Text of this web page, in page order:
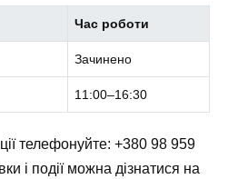
Час роботи
Зачинено
11:00–16:30
телефонуйте: +380 98 959
і події можна дізнатися на